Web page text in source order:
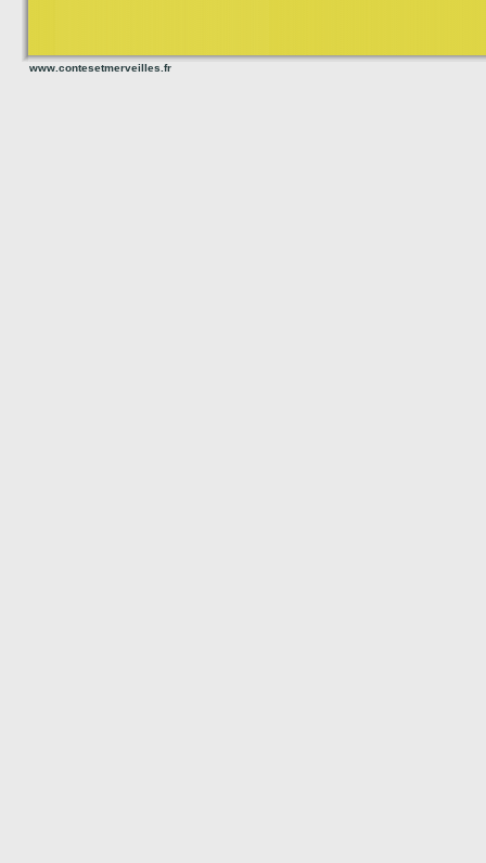
www.contesetmerveilles.fr